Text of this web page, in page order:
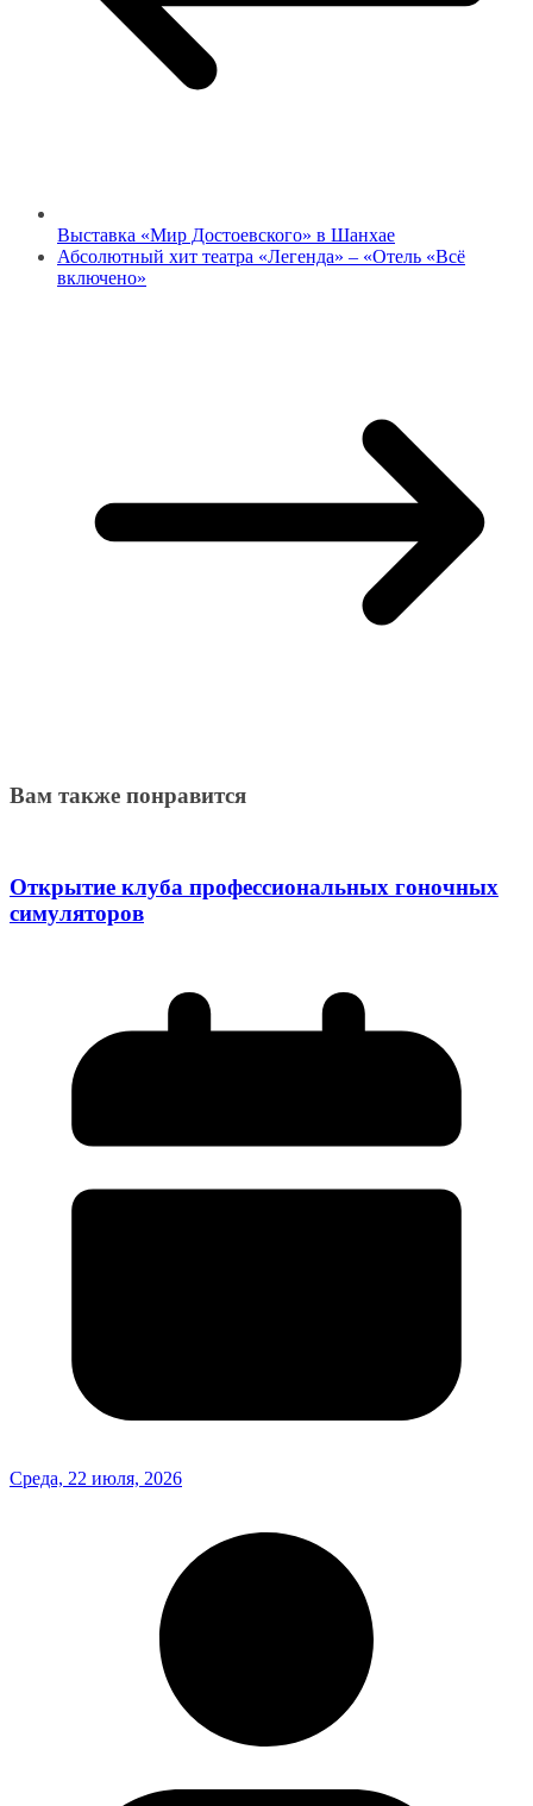
Выставка «Мир Достоевского» в Шанхае
Абсолютный хит театра «Легенда» – «Отель «Всё
включено»
Вам также понравится
Открытие клуба профессиональных гоночных
симуляторов
Среда, 22 июля, 2026